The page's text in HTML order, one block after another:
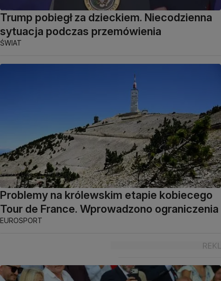
Trump pobiegł za dzieckiem. Niecodzienna
sytuacja podczas przemówienia
ŚWIAT
Problemy na królewskim etapie kobiecego
Tour de France. Wprowadzono ograniczenia
EUROSPORT